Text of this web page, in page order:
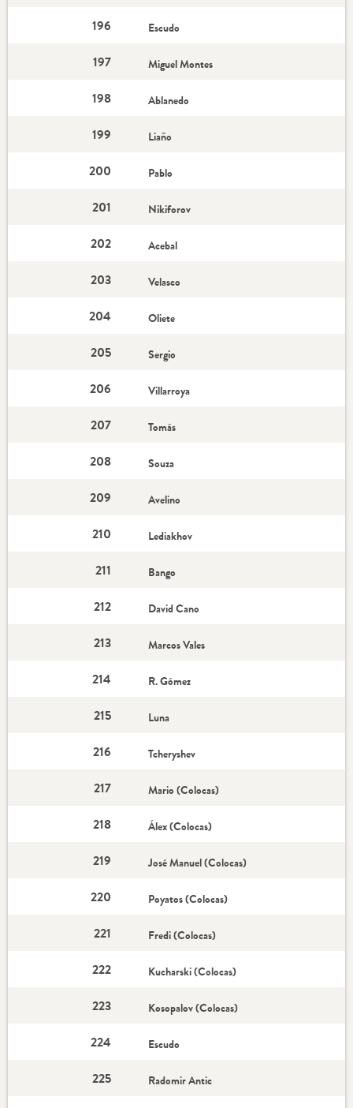
196 Escudo
197 Miguel Montes
198 Ablanedo
199 Liaño
200 Pablo
201 Nikiforov
202 Acebal
203 Velasco
204 Oliete
205 Sergio
206 Villarroya
207 Tomás
208 Souza
209 Avelino
210 Lediakhov
211 Bango
212 David Cano
213 Marcos Vales
214 R. Gómez
215 Luna
216 Tcheryshev
217 Mario (Colocas)
218 Álex (Colocas)
219 José Manuel (Colocas)
220 Poyatos (Colocas)
221 Fredi (Colocas)
222 Kucharski (Colocas)
223 Kosopalov (Colocas)
224 Escudo
225 Radomir Antic